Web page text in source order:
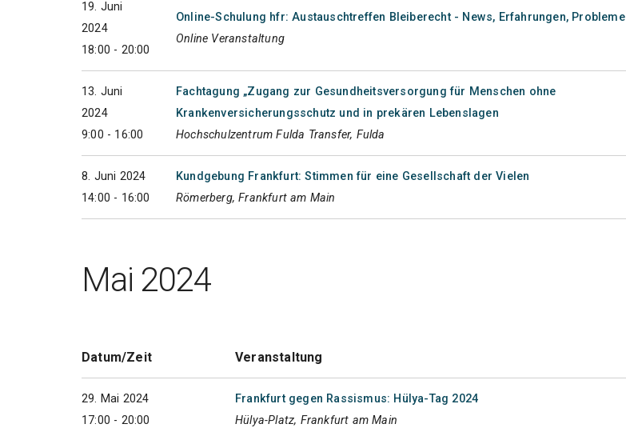
19. Juni
2024
18:00 - 20:00
Online-Schulung hfr: Austauschtreffen Bleiberecht - News, Erfahrungen, Probleme
Online Veranstaltung
13. Juni
2024
9:00 - 16:00
Fachtagung „Zugang zur Gesundheitsversorgung für Menschen ohne
Krankenversicherungsschutz und in prekären Lebenslagen
Hochschulzentrum Fulda Transfer, Fulda
8. Juni 2024
14:00 - 16:00
Kundgebung Frankfurt: Stimmen für eine Gesellschaft der Vielen
Römerberg, Frankfurt am Main
Mai 2024
Datum/Zeit Veranstaltung
29. Mai 2024
17:00 - 20:00
Frankfurt gegen Rassismus: Hülya-Tag 2024
Hülya-Platz, Frankfurt am Main